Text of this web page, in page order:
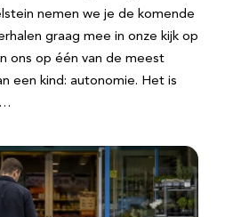
nemen we je de komende
graag mee in onze kijk op
ons op één van de meest
een kind: autonomie. Het is